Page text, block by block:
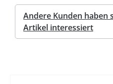
Andere Kunden haben
Artikel interessiert